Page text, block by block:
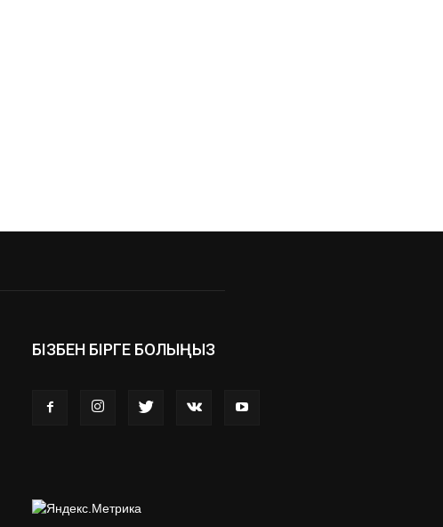
БІЗБЕН БІРГЕ БОЛЫҢЫЗ